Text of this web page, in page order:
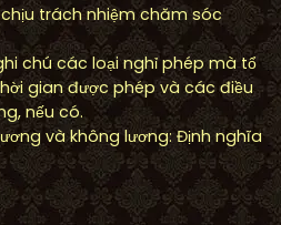
trách nhiệm chăm sóc
chú các loại nghỉ phép mà tổ
gian được phép và các điều
nếu có.
và không lương: Định nghĩa